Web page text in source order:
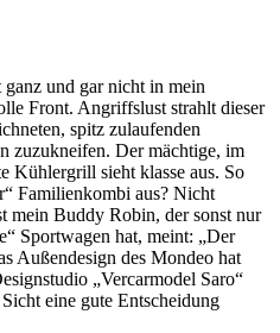
und gar nicht in mein
Front. Angriffslust strahlt dieser
spitz zulaufenden
zuzukneifen. Der mächtige, im
Kühlergrill sieht klasse aus. So
Familienkombi aus? Nicht
mein Buddy Robin, der sonst nur
Sportwagen hat, meint: „Der
Außendesign des Mondeo hat
„Vercarmodel Saro“
eine gute Entscheidung